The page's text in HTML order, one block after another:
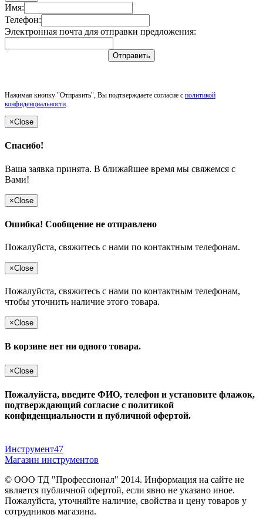
Имя:
Телефон:
Электронная почта для отправки предложения:
Отправить
Нажимая кнопку "Отправить", Вы подтверждаете согласие с политикой
конфиденциальности.
×Close
Спасибо!
Ваша заявка принята. В ближайшее время мы свяжемся с
Вами!
×Close
Ошибка! Сообщение не отправлено
Пожалуйста, свяжитесь с нами по контактным телефонам.
×Close
Пожалуйста, свяжитесь с нами по контактным телефонам,
чтобы уточнить наличие этого товара.
×Close
В корзине нет ни одного товара.
×Close
Пожалуйста, введите ФИО, телефон и установите флажок,
подтверждающий согласие с политикой
конфиденциальности и публичной офертой.
Инструмент47
Магазин инструментов
© ООО ТД "Профессионал" 2014. Информация на сайте не
является публичной офертой, если явно не указано иное.
Пожалуйста, уточняйте наличие, свойства и цену товаров у
сотрудников магазина.